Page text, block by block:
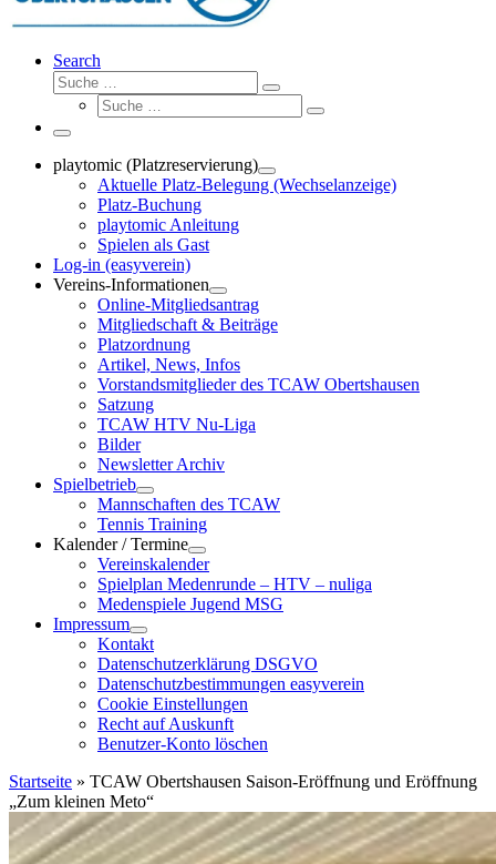
Search
Suche
Suche
Suche
Suche
Menü
playtomic (Platzreservierung)
Aktuelle Platz-Belegung (Wechselanzeige)
Platz-Buchung
playtomic Anleitung
Spielen als Gast
Log-in (easyverein)
Vereins-Informationen
Online-Mitgliedsantrag
Mitgliedschaft & Beiträge
Platzordnung
Artikel, News, Infos
Vorstandsmitglieder des TCAW Obertshausen
Satzung
TCAW HTV Nu-Liga
Bilder
Newsletter Archiv
Spielbetrieb
Mannschaften des TCAW
Tennis Training
Kalender / Termine
Vereinskalender
Spielplan Medenrunde – HTV – nuliga
Medenspiele Jugend MSG
Impressum
Kontakt
Datenschutzerklärung DSGVO
Datenschutzbestimmungen easyverein
Cookie Einstellungen
Recht auf Auskunft
Benutzer-Konto löschen
Startseite » TCAW Obertshausen Saison-Eröffnung und Eröffnung
„Zum kleinen Meto“